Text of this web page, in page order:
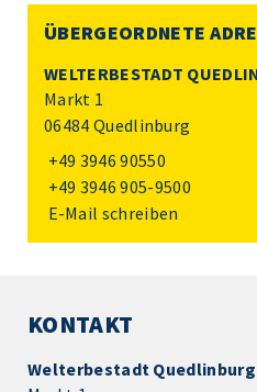
ÜBERGEORDNETE
WELTERBESTADT
Markt 1
06484 Quedlinburg
+49 3946 90550
+49 3946 905-9500
E-Mail schreiben
KONTAKT
Welterbestadt Quedlinburg